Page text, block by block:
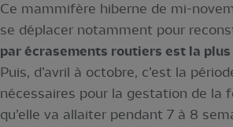
Ce mammifère hiberne de mi-
se déplacer notamment pour
par écrasements routiers est la
Puis, d’avril à octobre, c’est la
nécessaires pour la gestation de la
qu’elle va allaiter pendant 7 à 8